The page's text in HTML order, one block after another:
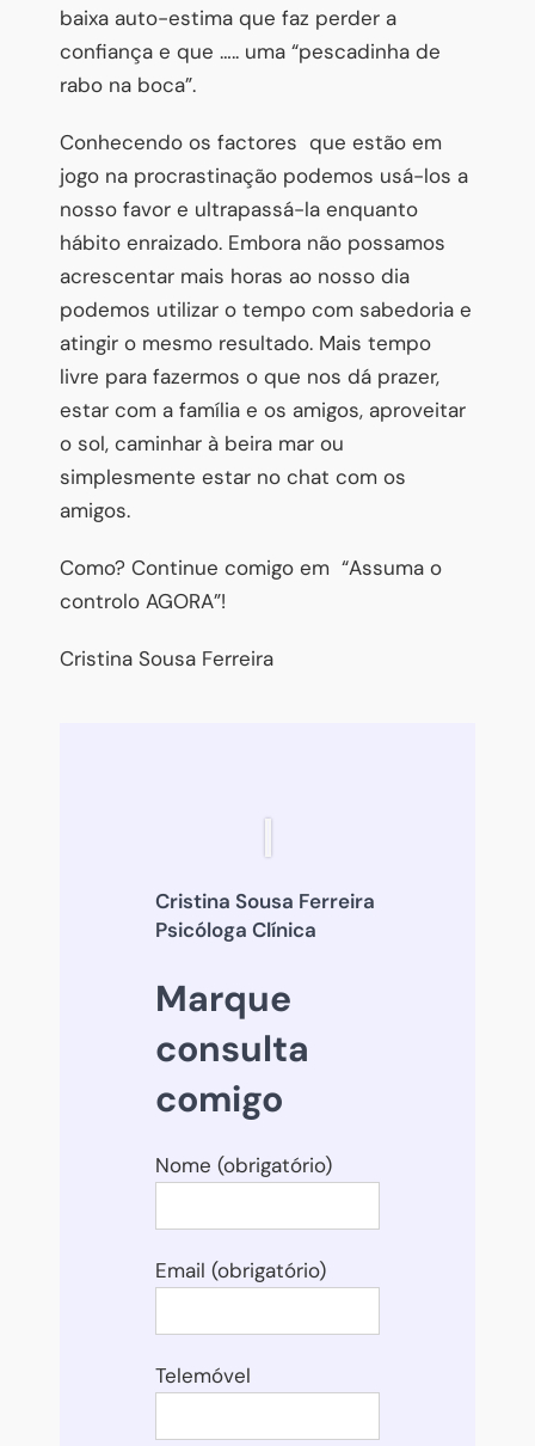
baixa auto-estima que faz perder a
confiança e que ….. uma “pescadinha de
rabo na boca”.
Conhecendo os factores que estão em
jogo na procrastinação podemos usá-los a
nosso favor e ultrapassá-la enquanto
hábito enraizado. Embora não possamos
acrescentar mais horas ao nosso dia
podemos utilizar o tempo com sabedoria e
atingir o mesmo resultado. Mais tempo
livre para fazermos o que nos dá prazer,
estar com a família e os amigos, aproveitar
o sol, caminhar à beira mar ou
simplesmente estar no chat com os
amigos.
Como? Continue comigo em “Assuma o
controlo AGORA”!
Cristina Sousa Ferreira
Cristina Sousa Ferreira
Psicóloga Clínica
Marque
consulta
comigo
Nome (obrigatório)
Email (obrigatório)
Telemóvel